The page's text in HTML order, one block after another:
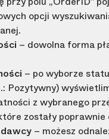
opcji
– dowolna forma
– po wyborze
Pozytywny)
z wybranego
zostały poprawnie
– możesz